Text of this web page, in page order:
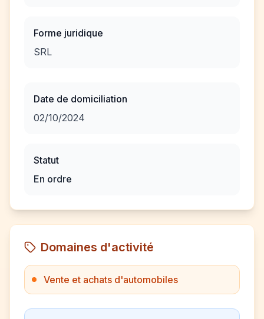
Forme juridique
SRL
Date de domiciliation
02/10/2024
Statut
En ordre
Domaines d'activité
Vente et achats d'automobiles